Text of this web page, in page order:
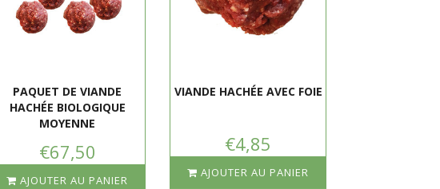
PAQUET DE VIANDE
HACHÉE BIOLOGIQUE
MOYENNE
€67,50
AJOUTER AU PANIER
VIANDE HACHÉE AVEC FOIE
€4,85
AJOUTER AU PANIER